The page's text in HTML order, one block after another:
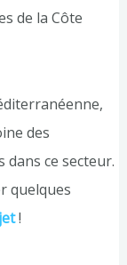
de la Côte
des
ce secteur.
quelques
!